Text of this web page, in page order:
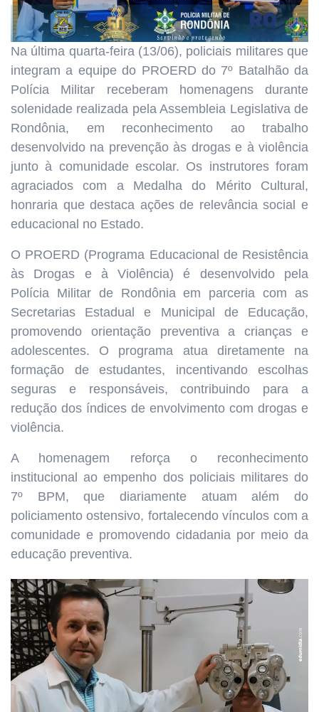
Na última quarta-feira (13/06), policiais militares que
integram a equipe do PROERD do 7º Batalhão da
Polícia Militar receberam homenagens durante
solenidade realizada pela Assembleia Legislativa de
Rondônia, em reconhecimento ao trabalho
desenvolvido na prevenção às drogas e à violência
junto à comunidade escolar. Os instrutores foram
agraciados com a Medalha do Mérito Cultural,
honraria que destaca ações de relevância social e
educacional no Estado.
O PROERD (Programa Educacional de Resistência
às Drogas e à Violência) é desenvolvido pela
Polícia Militar de Rondônia em parceria com as
Secretarias Estadual e Municipal de Educação,
promovendo orientação preventiva a crianças e
adolescentes. O programa atua diretamente na
formação de estudantes, incentivando escolhas
seguras e responsáveis, contribuindo para a
redução dos índices de envolvimento com drogas e
violência.
A homenagem reforça o reconhecimento
institucional ao empenho dos policiais militares do
7º BPM, que diariamente atuam além do
policiamento ostensivo, fortalecendo vínculos com a
comunidade e promovendo cidadania por meio da
educação preventiva.